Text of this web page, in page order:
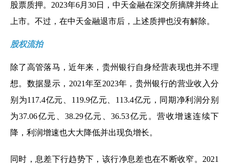
股票质押。2023年6月30日，中天金融在深交所摘牌并终止
上市。不过，在中天金融退市后，上述质押也没有解除。
股权流拍
除了高管落马，近年来，贵州银行自身经营表现也并不理
想。数据显示，2021年至2023年，贵州银行的营业收入分
别为117.4亿元、119.9亿元、113.4亿元，同期净利润分别
为37.06亿元、38.29亿元、36.53亿元。营收增速连续下
降，利润增速也大大降低并出现负增长。
同时，息差下行趋势下，该行净息差也在不断收窄。2021